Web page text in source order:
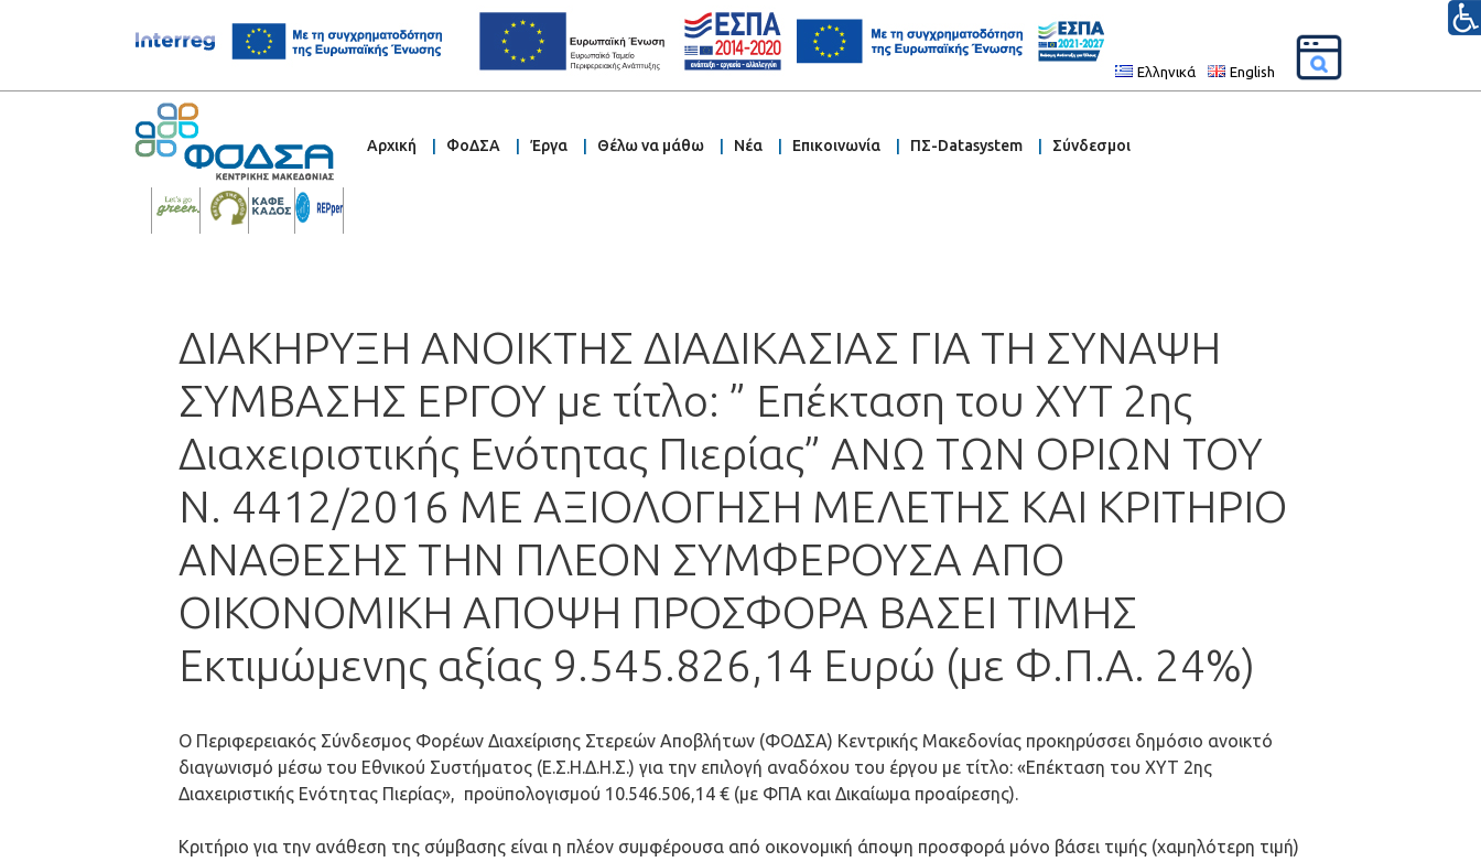
Ελληνικά English
Αρχική ΦοΔΣΑ Έργα Θέλω να μάθω Νέα Επικοινωνία ΠΣ-Datasystem Σύνδεσμοι
ΔΙΑΚΗΡΥΞΗ ΑΝΟΙΚΤΗΣ ΔΙΑΔΙΚΑΣΙΑΣ ΓΙΑ ΤΗ ΣΥΝΑΨΗ
ΣΥΜΒΑΣΗΣ ΕΡΓΟΥ με τίτλο: ” Επέκταση του ΧΥΤ 2ης
Διαχειριστικής Ενότητας Πιερίας” ΑΝΩ ΤΩΝ ΟΡΙΩΝ ΤΟΥ
Ν. 4412/2016 ΜΕ ΑΞΙΟΛΟΓΗΣΗ ΜΕΛΕΤΗΣ ΚΑΙ ΚΡΙΤΗΡΙΟ
ΑΝΑΘΕΣΗΣ ΤΗΝ ΠΛΕΟΝ ΣΥΜΦΕΡΟΥΣΑ ΑΠΟ
ΟΙΚΟΝΟΜΙΚΗ ΑΠΟΨΗ ΠΡΟΣΦΟΡΑ ΒΑΣΕΙ ΤΙΜΗΣ
Εκτιμώμενης αξίας 9.545.826,14 Ευρώ (με Φ.Π.Α. 24%)
O Περιφερειακός Σύνδεσμος Φορέων Διαχείρισης Στερεών Αποβλήτων (ΦΟΔΣΑ) Κεντρικής Μακεδονίας προκηρύσσει δημόσιο ανοικτό
διαγωνισμό μέσω του Εθνικού Συστήματος (Ε.Σ.Η.Δ.Η.Σ.) για την επιλογή αναδόχου του έργου με τίτλο: «Επέκταση του ΧΥΤ 2ης
Διαχειριστικής Ενότητας Πιερίας», προϋπολογισμού 10.546.506,14 € (με ΦΠΑ και Δικαίωμα προαίρεσης).
Κριτήριο για την ανάθεση της σύμβασης είναι η πλέον συμφέρουσα από οικονομική άποψη προσφορά μόνο βάσει τιμής (χαμηλότερη τιμή)